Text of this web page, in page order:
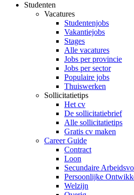
Studenten
Vacatures
Studentenjobs
Vakantiejobs
Stages
Alle vacatures
Jobs per provincie
Jobs per sector
Populaire jobs
Thuiswerken
Sollicitatietips
Het cv
De sollicitatiebrief
Alle sollicitatietips
Gratis cv maken
Career Guide
Contract
Loon
Secundaire
Persoonlijke
Welzijn